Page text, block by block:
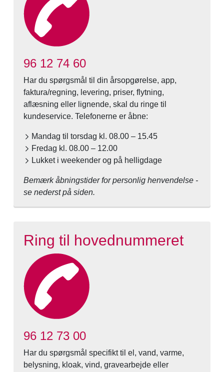
96 12 74 60
Har du spørgsmål til din årsopgørelse, app,
faktura/regning, levering, priser, flytning,
aflæsning eller lignende, skal du ringe til
kundeservice. Telefonerne er åbne:
Mandag til torsdag kl. 08.00 – 15.45
Fredag kl. 08.00 – 12.00
Lukket i weekender og på helligdage
Bemærk åbningstider for personlig henvendelse -
se nederst på siden.
Ring til hovednummeret
96 12 73 00
Har du spørgsmål specifikt til el, vand, varme,
belysning, kloak, vind, gravearbejde eller